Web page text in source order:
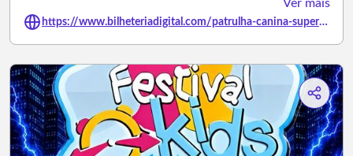
Ver mais
https://www.bilheteriadigital.com/patrulha-canina-super-poderes-teatro-joao-paulo-ii-06-de-setembro